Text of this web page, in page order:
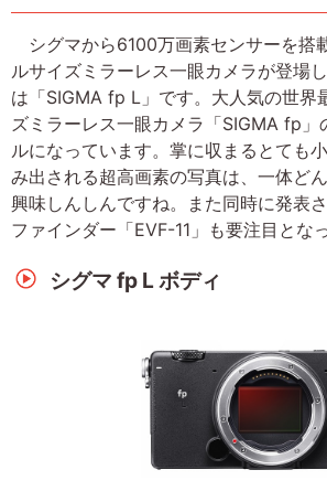
シグマから6100万画素センサーを搭
ルサイズミラーレス一眼カメラが登場
は「SIGMA fp L」です。大人気の世界
ズミラーレス一眼カメラ「SIGMA fp」
ルになっています。掌に収まるとても
み出される超高画素の写真は、一体ど
興味しんしんですね。また同時に発表
ファインダー「EVF-11」も要注目とな
シグマ fp L ボディ